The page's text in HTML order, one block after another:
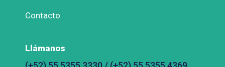
Contacto
Llámanos